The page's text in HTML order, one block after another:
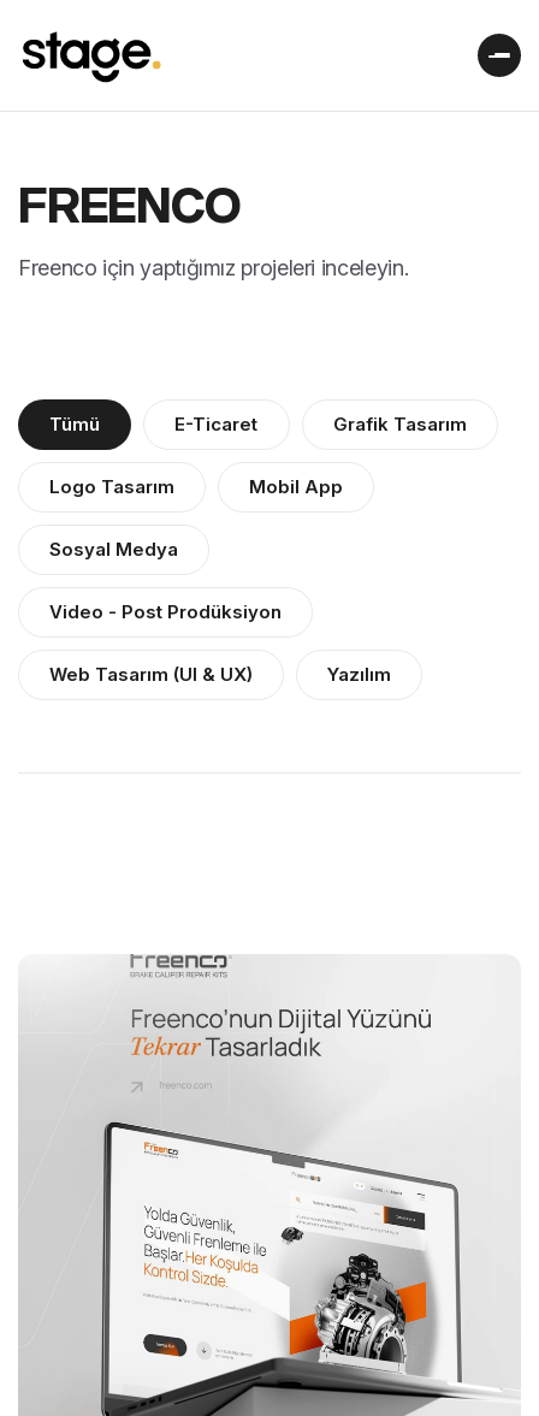
FREENCO
Freenco için yaptığımız projeleri inceleyin.
Tümü E-Ticaret Grafik Tasarım
Logo Tasarım Mobil App
Sosyal Medya
Video - Post Prodüksiyon
Web Tasarım (UI & UX) Yazılım